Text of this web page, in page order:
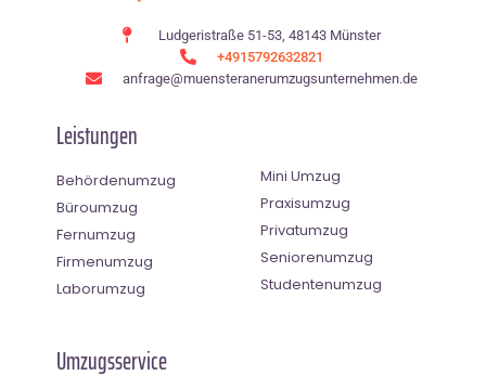
Ludgeristraße 51-53, 48143 Münster
+4915792632821
anfrage@muensteranerumzugsunternehmen.de
Leistungen
Behördenumzug
Büroumzug
Fernumzug
Firmenumzug
Laborumzug
Mini Umzug
Praxisumzug
Privatumzug
Seniorenumzug
Studentenumzug
Umzugsservice